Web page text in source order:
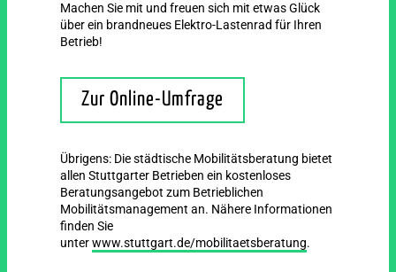
Machen Sie mit und freuen sich mit etwas Glück
über ein brandneues Elektro-Lastenrad für Ihren
Betrieb!
Zur Online-Umfrage
Übrigens: Die städtische Mobilitätsberatung bietet
allen Stuttgarter Betrieben ein kostenloses
Beratungsangebot zum Betrieblichen
Mobilitätsmanagement an. Nähere Informationen
finden Sie
unter www.stuttgart.de/mobilitaetsberatung.